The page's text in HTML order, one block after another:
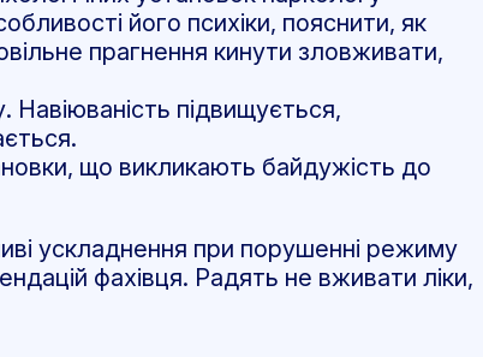
його психіки, пояснити, як
прагнення кинути зловживати,
Навіюваність підвищується,
що викликають байдужість до
ускладнення при порушенні режиму
фахівця. Радять не вживати ліки,